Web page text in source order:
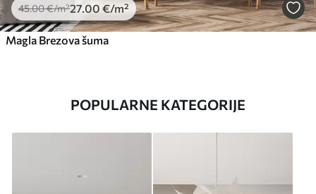
45.00€/m²27 .00 €/m²
Magla Brezova šuma
POPULARNE KATEGORIJE